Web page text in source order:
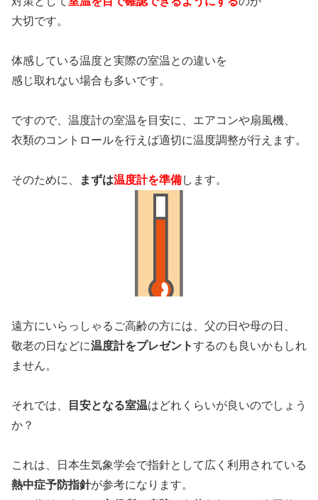
大切です。
体感している温度と実際の室温との違いを
感じ取れない場合も多いです。
ですので、温度計の室温を目安に、エアコンや扇風機、
衣類のコントロールを行えば適切に温度調整が行えます。
そのために、 まずは温度計を準備します。
遠方にいらっしゃるご高齢の方には、父の日や母の日、
敬老の日などに温度計をプレゼントするのも良いかもしれ
ません。
それでは、 目安となる室温はどれくらいが良いのでしょう
か？
これは、日本生気象学会で指針として広く利用されている
熱中症予防指針が参考になります。